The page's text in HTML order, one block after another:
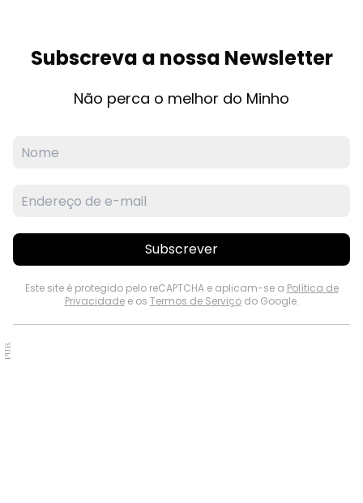
Subscreva a nossa Newsletter
Não perca o melhor do Minho
Subscrever
Este site é protegido pelo reCAPTCHA e aplicam-se a Política de
Privacidadee os Termos de Serviçodo Google.
PUB.